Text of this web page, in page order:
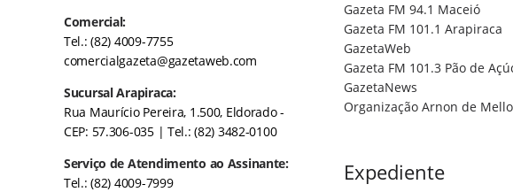
Comercial:
Tel.: (82) 4009-7755
comercialgazeta@gazetaweb.com
Sucursal Arapiraca:
Rua Maurício Pereira, 1.500, Eldorado -
CEP: 57.306-035 | Tel.: (82) 3482-0100
Serviço de Atendimento ao Assinante:
Tel.: (82) 4009-7999
Gazeta FM 94.1 Maceió
Gazeta FM 101.1 Arapiraca
GazetaWeb
Gazeta FM 101.3 Pão de
GazetaNews
Organização Arnon de Mello
Expediente